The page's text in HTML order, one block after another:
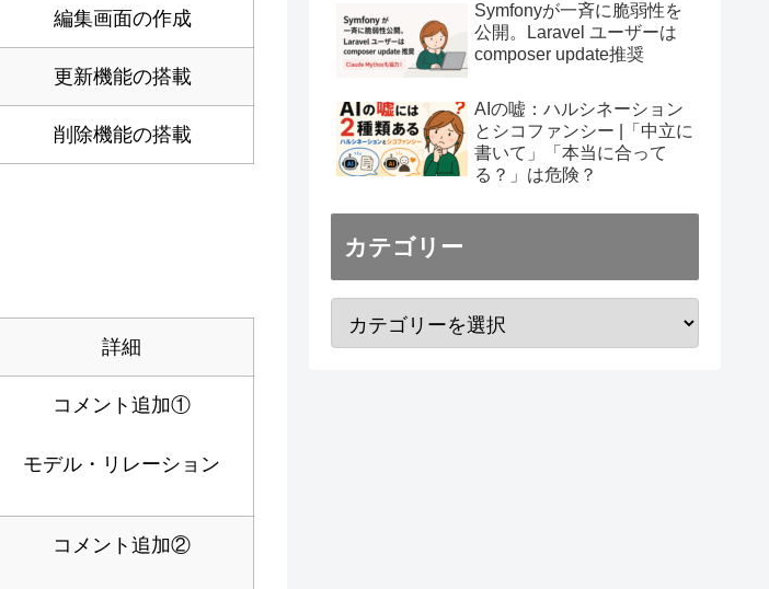
編集画面の作成
更新機能の搭載
削除機能の搭載
詳細
コメント追加①
モデル・リレーション
コメント追加②
Symfonyが一斉に脆弱性を
公開。Laravel ユーザーは
composer update推奨
AIの嘘：ハルシネーション
とシコファンシー |「中立に
書いて」「本当に合って
る？」は危険？
カテゴリー